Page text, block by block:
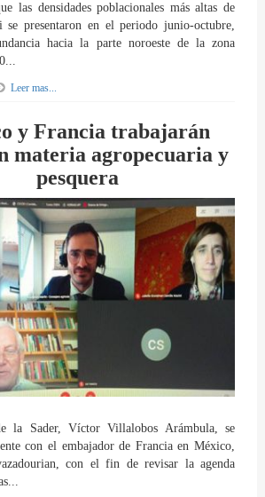
las densidades poblacionales más altas de
se presentaron en el periodo junio-octubre,
hacia la parte noroeste de la zona
Leer mas...
y Francia trabajarán
materia agropecuaria y
pesquera
la Sader, Víctor Villalobos Arámbula, se
con el embajador de Francia en México,
con el fin de revisar la agenda